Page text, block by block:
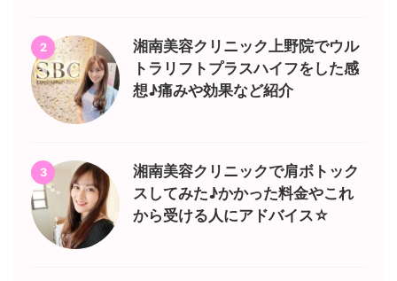
2
湘南美容クリニック上野院でウル
トラリフトプラスハイフをした感
想♪痛みや効果など紹介
3
湘南美容クリニックで肩ボトック
スしてみた♪かかった料金やこれ
から受ける人にアドバイス☆